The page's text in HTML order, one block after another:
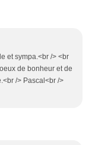
et sympa.<br /> <br
de bonheur et de
/> Pascal<br />